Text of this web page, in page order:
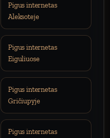
Pigus internetas
Aleksoteje
Pigus internetas
Eiguliuose
Pigus internetas
Gričiupyje
Pigus internetas